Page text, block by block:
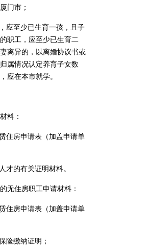
门市；
应至少已生育一孩，且子
职工，应至少已生育二
离异的，以离婚协议书或
属情况认定养育子女数
应在本市就学。
料：
住房申请表（加盖申请单
才的有关证明材料。
无住房职工申请材料：
住房申请表（加盖申请单
险缴纳证明；